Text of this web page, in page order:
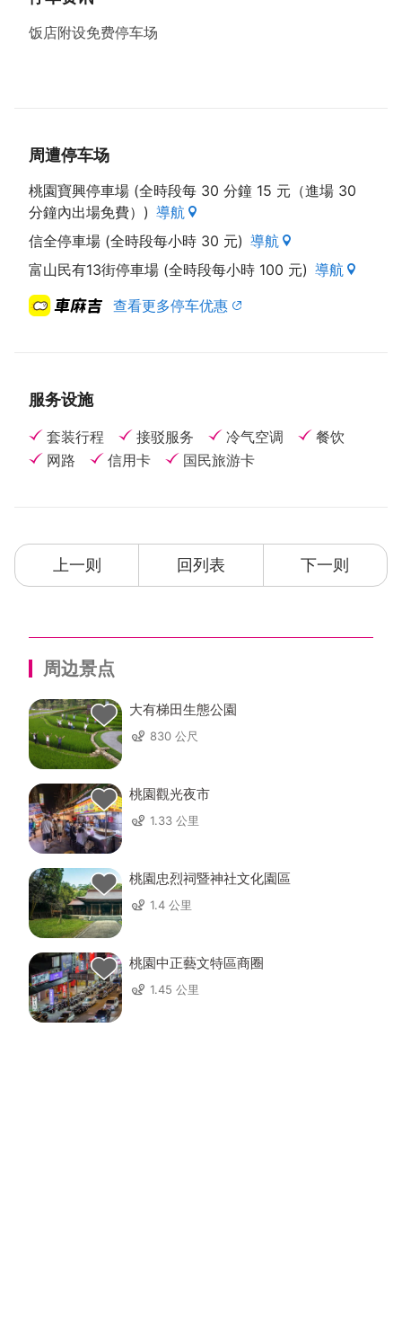
饭店附设免费停车场
周遭停车场
桃園寶興停車場 (全時段每 30 分鐘 15 元（進場 30
分鐘內出場免費）) 導航
信全停車場 (全時段每小時 30 元) 導航
富山民有13街停車場 (全時段每小時 100 元) 導航
查看更多停车优惠
服务设施
套装行程 接驳服务 冷气空调
餐饮
网路
信用卡 国民旅游卡
上一则 回列表 下一则
周边景点
大有梯田生態公園
830 公尺
桃園觀光夜市
1.33 公里
桃園忠烈祠暨神社文化園區
1.4 公里
桃園中正藝文特區商圈
1.45 公里